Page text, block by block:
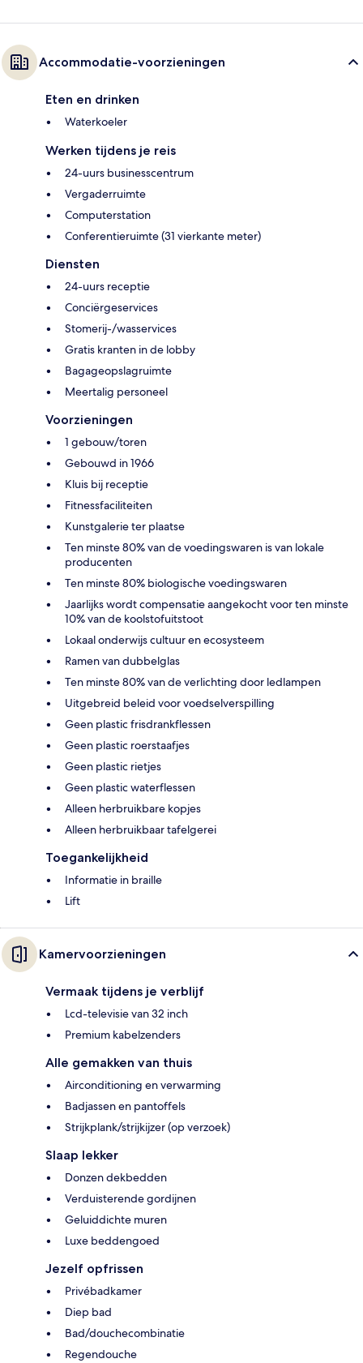
Accommodatie-voorzieningen
Eten en drinken
Waterkoeler
Werken tijdens je reis
24-uurs businesscentrum
Vergaderruimte
Computerstation
Conferentieruimte (31 vierkante meter)
Diensten
24-uurs receptie
Conciërgeservices
Stomerij-/wasservices
Gratis kranten in de lobby
Bagageopslagruimte
Meertalig personeel
Voorzieningen
1 gebouw/toren
Gebouwd in 1966
Kluis bij receptie
Fitnessfaciliteiten
Kunstgalerie ter plaatse
Ten minste 80% van de voedingswaren is van lokale
producenten
Ten minste 80% biologische voedingswaren
Jaarlijks wordt compensatie aangekocht voor ten minste
10% van de koolstofuitstoot
Lokaal onderwijs cultuur en ecosysteem
Ramen van dubbelglas
Ten minste 80% van de verlichting door ledlampen
Uitgebreid beleid voor voedselverspilling
Geen plastic frisdrankflessen
Geen plastic roerstaafjes
Geen plastic rietjes
Geen plastic waterflessen
Alleen herbruikbare kopjes
Alleen herbruikbaar tafelgerei
Toegankelijkheid
Informatie in braille
Lift
Kamervoorzieningen
Vermaak tijdens je verblijf
Lcd-televisie van 32 inch
Premium kabelzenders
Alle gemakken van thuis
Airconditioning en verwarming
Badjassen en pantoffels
Strijkplank/strijkijzer (op verzoek)
Slaap lekker
Donzen dekbedden
Verduisterende gordijnen
Geluiddichte muren
Luxe beddengoed
Jezelf opfrissen
Privébadkamer
Diep bad
Bad/douchecombinatie
Regendouche